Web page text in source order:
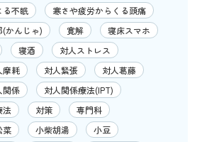
る不眠
寒さや疲労からくる頭痛
(かんじゃ) 寛解
寝床スマホ
寝酒
対人ストレス
摩耗 対人緊張
対人葛藤
関係
対人関係療法(IPT)
法 対策
専門科
菜 小柴胡湯
小豆